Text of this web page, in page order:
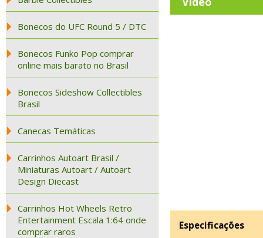
Bonecos do UFC Round 5 / DTC
Bonecos Funko Pop comprar
online mais barato no Brasil
Bonecos Sideshow Collectibles
Brasil
Canecas Temáticas
Carrinhos Autoart Brasil /
Miniaturas Autoart / Autoart
Design Diecast
Carrinhos Hot Wheels Retro
Entertainment Escala 1:64 onde
comprar raros
Especificações